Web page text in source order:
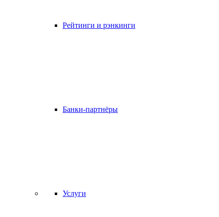
Рейтинги и рэнкинги
Банки-партнёры
Услуги